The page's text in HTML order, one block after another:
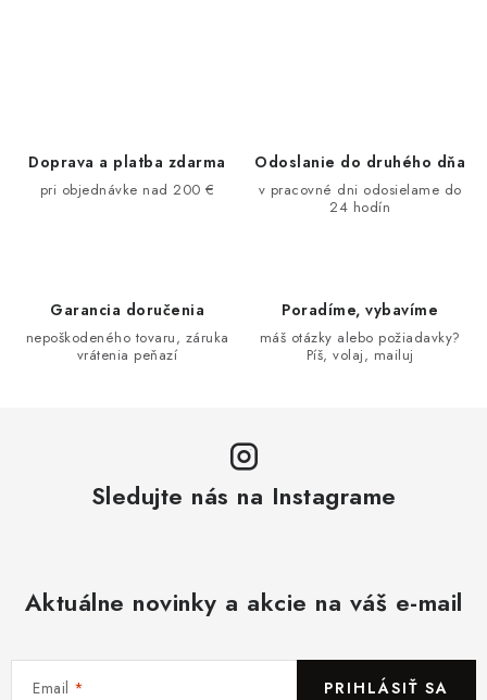
Doprava a platba zdarma
pri objednávke nad 200 €
Odoslanie do druhého dňa
v pracovné dni odosielame do
24 hodín
Garancia doručenia
nepoškodeného tovaru, záruka
vrátenia peňazí
Poradíme, vybavíme
máš otázky alebo požiadavky?
Píš, volaj, mailuj
Sledujte nás na Instagrame
Aktuálne novinky a akcie na váš e-mail
Email PRIHLÁSIŤ SA